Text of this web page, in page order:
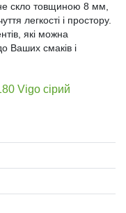
скло товщиною 8 мм,
легкості і простору.
які можна
Ваших смаків і
Vigo сірий